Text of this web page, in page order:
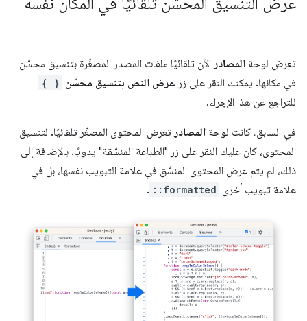
تعرض لوحة المصادر الآن تلقائيًا ملفات المصدر المصغّرة بتنسيق محسّن
في مكانها. يمكنك النقر على زر عرض النص بتنسيق محسّن { }
للتراجع عن هذا الإجراء.
في السابق، كانت لوحة المصادر تعرض المحتوى المصغّر تلقائيًا. لتنسيق
المحتوى، كان عليك النقر على زر "الطباعة المنسّقة" يدويًا. بالإضافة إلى
ذلك، لم يتم عرض المحتوى المنسَّق في علامة التبويب نفسها، بل في
علامة تبويب أخرى ::formatted
.